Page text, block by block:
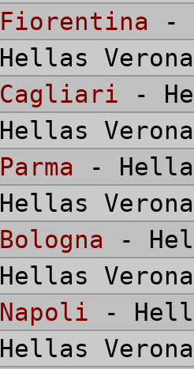
Fiorentina -
Hellas
Cagliari -
Hellas
Parma -
Hellas
Bologna -
Hellas
Napoli -
Hellas